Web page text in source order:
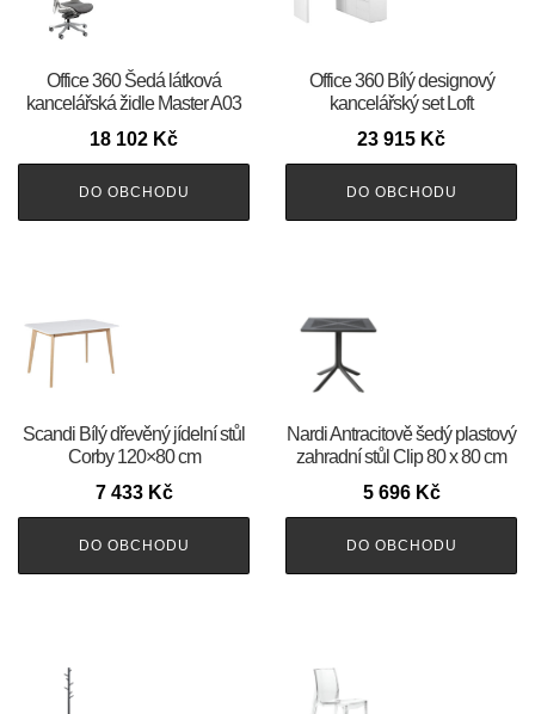
Office 360 Šedá látková
kancelářská židle Master A03
18 102 Kč
DO OBCHODU
Office 360 Bílý designový
kancelářský set Loft
23 915 Kč
DO OBCHODU
Scandi Bílý dřevěný jídelní stůl
Corby 120×80 cm
7 433 Kč
DO OBCHODU
Nardi Antracitově šedý plastový
zahradní stůl Clip 80 x 80 cm
5 696 Kč
DO OBCHODU